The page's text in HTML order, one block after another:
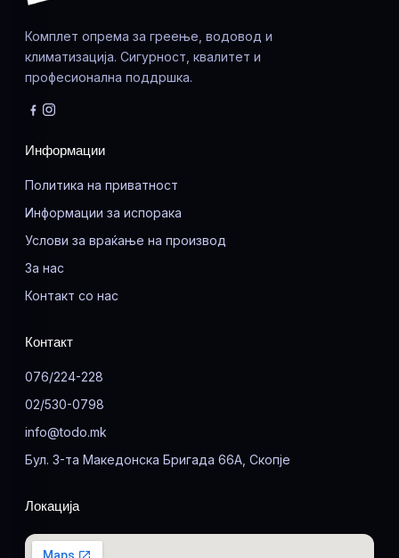
Комплет опрема за греење, водовод и
климатизација. Сигурност, квалитет и
професионална поддршка.
Информации
Политика на приватност
Информации за испорака
Услови за враќање на производ
За нас
Контакт со нас
Контакт
076/224-228
02/530-0798
info@todo.mk
Бул. 3-та Македонска Бригада 66А, Скопје
Локација